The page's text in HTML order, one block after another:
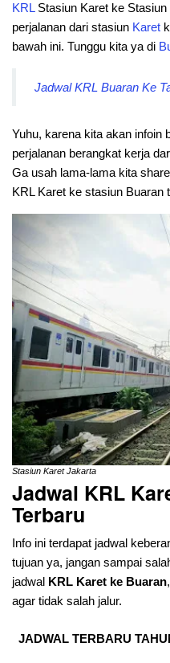
KRLStasiun Karet ke Stasiun
perjalanan dari stasiun Karet
bawah ini. Tunggu kita ya di
Jadwal KRL Buaran Ke
Yuhu, karena kita akan infoin
perjalanan berangkat kerja
Ga usah lama-lama kita
KRL Karet ke stasiun Buaran
Stasiun Karet Jakarta
Jadwal KRL
Terbaru
Info ini terdapat jadwal
tujuan ya, jangan sampai
jadwal KRL Karet ke Buaran
agar tidak salah jalur.
JADWAL TERBARU